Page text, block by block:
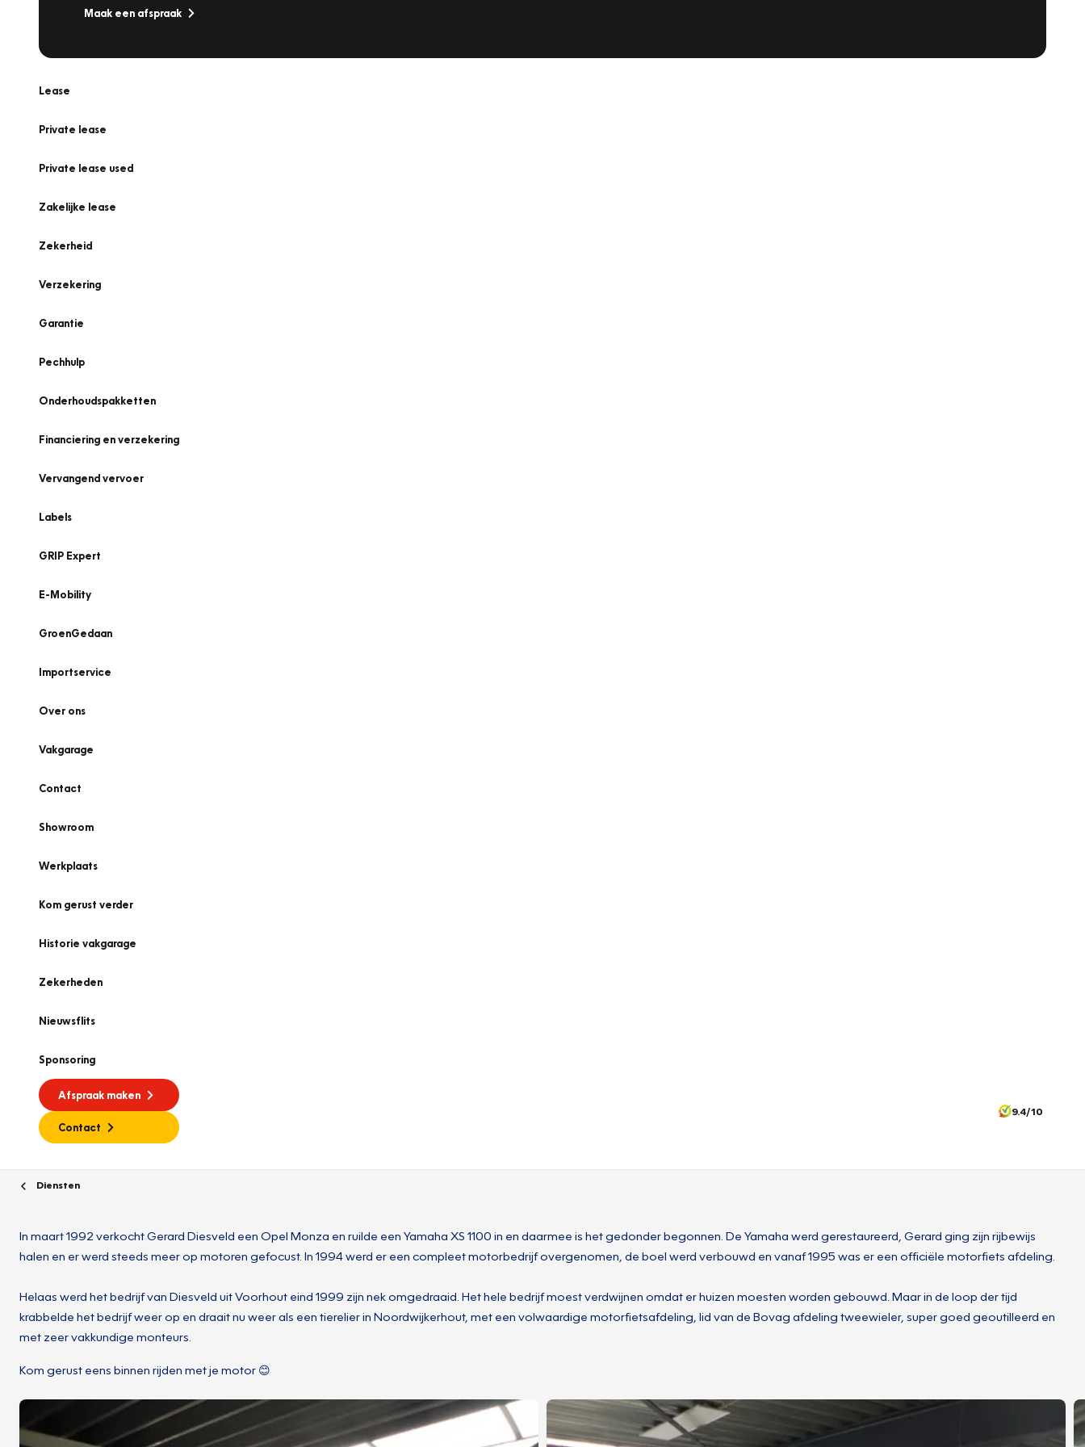
Maak een afspraak
Lease
Private lease
Private lease used
Zakelijke lease
Zekerheid
Verzekering
Garantie
Pechhulp
Onderhoudspakketten
Financiering en verzekering
Vervangend vervoer
Labels
GRIP Expert
E-Mobility
GroenGedaan
Importservice
Over ons
Vakgarage
Contact
Showroom
Werkplaats
Kom gerust verder
Historie vakgarage
Zekerheden
Nieuwsflits
Sponsoring
Afspraak maken
Contact
9.4/10
Diensten
In maart 1992 verkocht Gerard Diesveld een Opel Monza en ruilde een Yamaha XS 1100 in en daarmee is het gedonder begonnen. De Yamaha werd gerestaureerd, Gerard ging zijn rijbewijs
halen en er werd steeds meer op motoren gefocust. In 1994 werd er een compleet motorbedrijf overgenomen, de boel werd verbouwd en vanaf 1995 was er een officiële motorfiets afdeling.
Helaas werd het bedrijf van Diesveld uit Voorhout eind 1999 zijn nek omgedraaid. Het hele bedrijf moest verdwijnen omdat er huizen moesten worden gebouwd. Maar in de loop der tijd
krabbelde het bedrijf weer op en draait nu weer als een tierelier in Noordwijkerhout, met een volwaardige motorfietsafdeling, lid van de Bovag afdeling tweewieler, super goed geoutilleerd en
met zeer vakkundige monteurs.
Kom gerust eens binnen rijden met je motor 😊